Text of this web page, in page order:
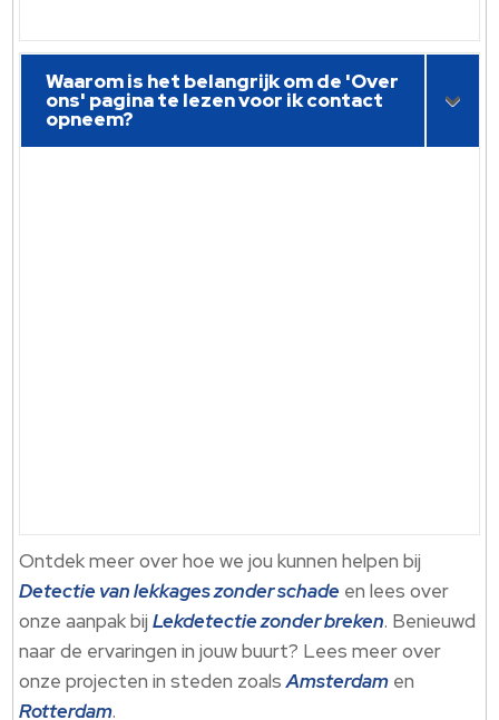
Waarom is het belangrijk om de 'Over
ons' pagina te lezen voor ik contact
opneem?
Ontdek meer over hoe we jou kunnen helpen bij
Detectie van lekkages zonder schade en lees over
onze aanpak bijLekdetectie zonder breken.​ Benieuwd
naar de ervaringen in jouw buurt? Lees meer over
onze projecten in steden zoalsAmsterdam en
Rotterdam.​